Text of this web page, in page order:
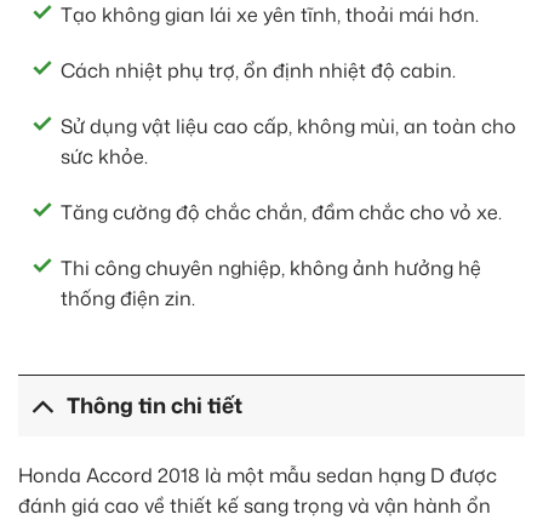
Tạo không gian lái xe yên tĩnh, thoải mái hơn.
Cách nhiệt phụ trợ, ổn định nhiệt độ cabin.
Sử dụng vật liệu cao cấp, không mùi, an toàn cho
sức khỏe.
Tăng cường độ chắc chắn, đầm chắc cho vỏ xe.
Thi công chuyên nghiệp, không ảnh hưởng hệ
thống điện zin.
Thông tin chi tiết
Honda Accord 2018 là một mẫu sedan hạng D được
đánh giá cao về thiết kế sang trọng và vận hành ổn